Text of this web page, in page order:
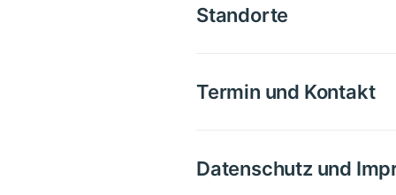
Standorte
Termin und Kontakt
Datenschutz und